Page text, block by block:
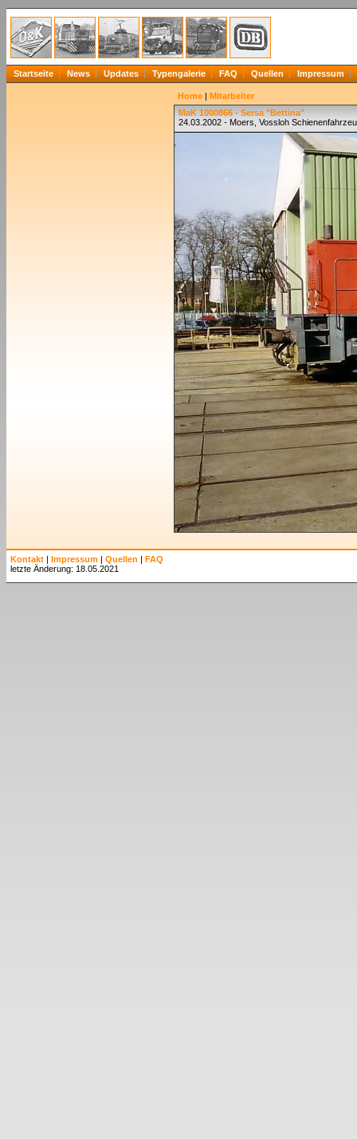
Startseite News Updates Typengalerie FAQ Quellen Impressum
Home | Mitarbeiter
MaK 1000866 - Sersa "Bettina"
24.03.2002 - Moers, Vossloh
Kontakt | Impressum | Quellen | FAQ
letzte Änderung: 18.05.2021